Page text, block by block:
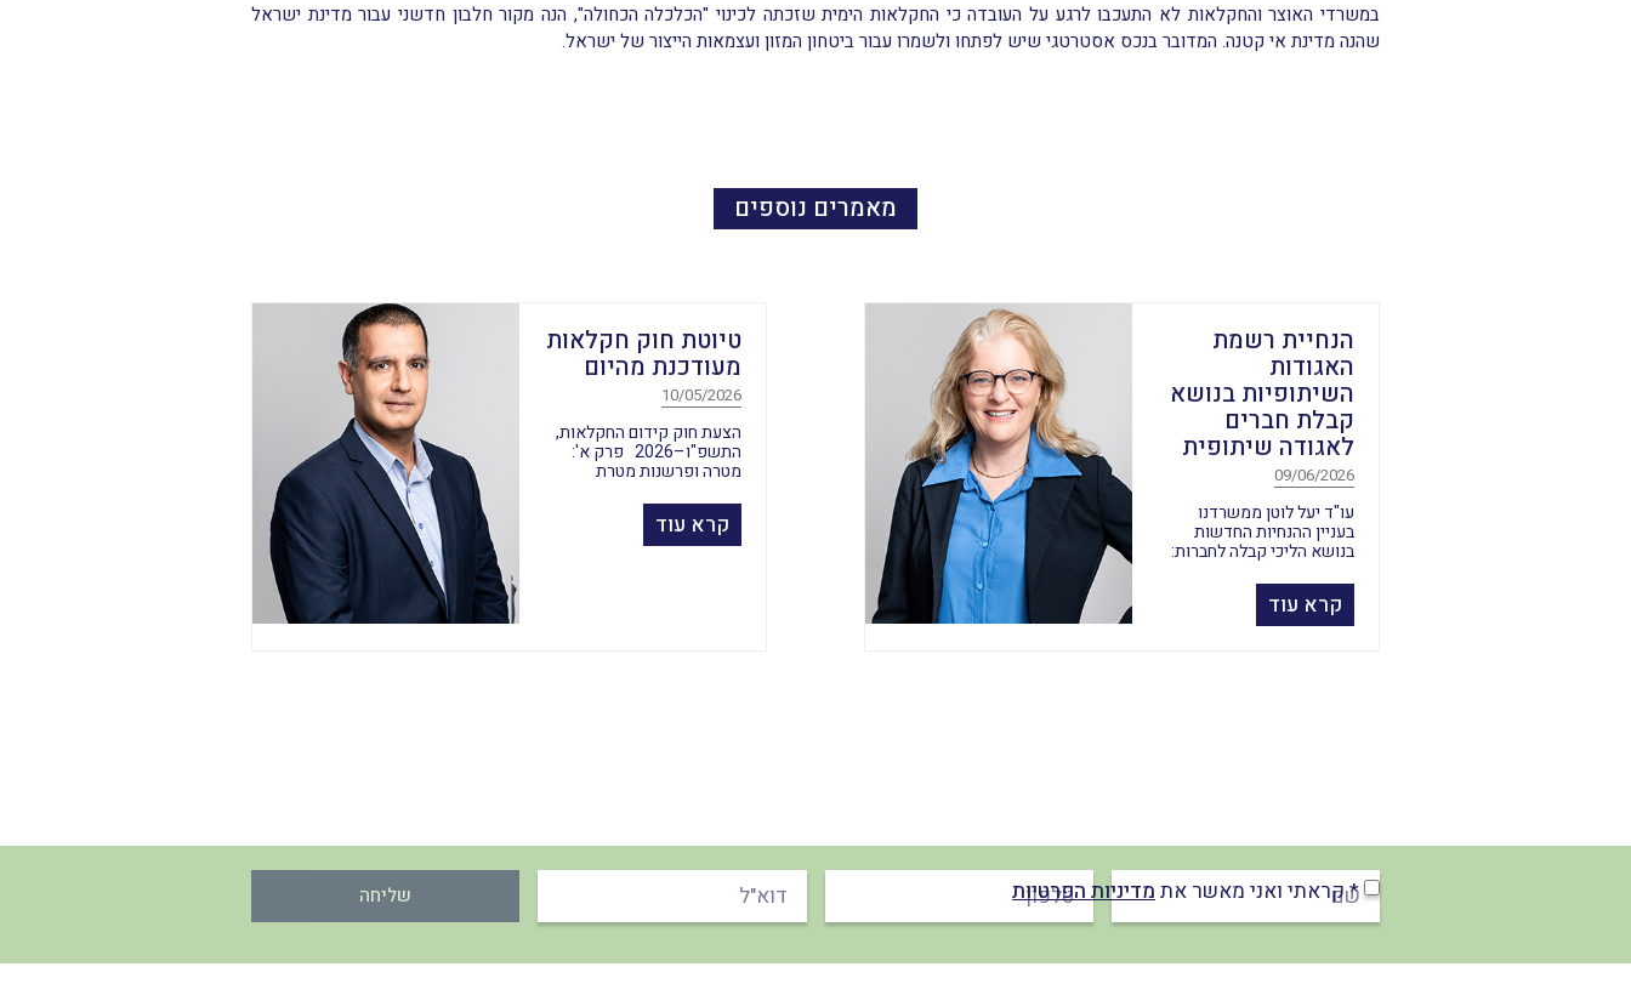
במשרדי האוצר והחקלאות לא התעכבו לרגע על העובדה כי החקלאות הימית שזכתה לכינוי "הכלכלה הכחולה", הנה מקור חלבון חדשני עבור מדינת ישראל
שהנה מדינת אי קטנה. המדובר בנכס אסטרטגי שיש לפתחו ולשמרו עבור ביטחון המזון ועצמאות הייצור של ישראל.
מאמרים נוספים
הנחיית רשמת
האגודות
השיתופיות בנושא
קבלת חברים
לאגודה שיתופית
09/06/2026
עו"ד יעל לוטן ממשרדנו
בעניין ההנחיות החדשות
בנושא הליכי קבלה לחברות:
קרא עוד
טיוטת חוק חקלאות
מעודכנת מהיום
10/05/2026
הצעת חוק קידום החקלאות,
התשפ"ו–2026 פרק א':
מטרה ופרשנות מטרת
קרא עוד
* קראתי ואני מאשר את מדיניות הפרטיות שליחה